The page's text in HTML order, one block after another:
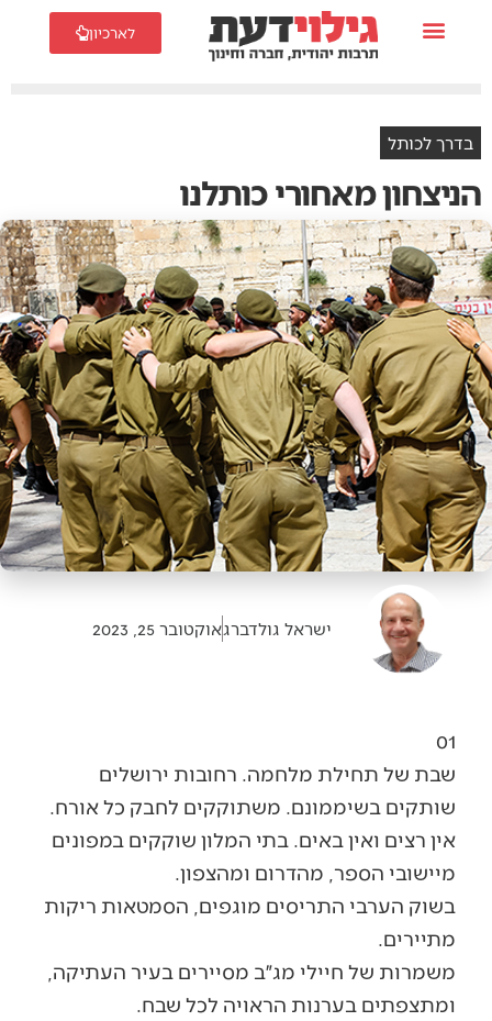
לארכיון
בדרך לכותל
הניצחון מאחורי כותלנו
ישראל גולדברגאוקטובר 25, 2023
01
שבת של תחילת מלחמה. רחובות ירושלים
שותקים בשיממונם. משתוקקים לחבק כל אורח.
אין רצים ואין באים. בתי המלון שוקקים במפונים
מיישובי הספר, מהדרום ומהצפון.
בשוק הערבי התריסים מוגפים, הסמטאות ריקות
מתיירים.
משמרות של חיילי מג״ב מסיירים בעיר העתיקה,
ומתצפתים בערנות הראויה לכל שבח.